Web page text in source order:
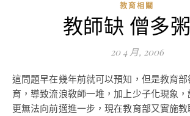
教育相關
教師缺 僧多
20 4 月, 2006
這問題早在幾年前就可以預知，但是教育部卻沒有限制師資培
育，導致流浪敎師一堆，加上少子化現象
更無法向前邁進一步，現在教育部又實施